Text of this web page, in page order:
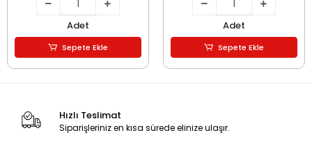
Adet
Sepete Ekle
Adet
Sepete Ekle
Hızlı Teslimat
Siparişleriniz en kısa sürede elinize ulaşır.